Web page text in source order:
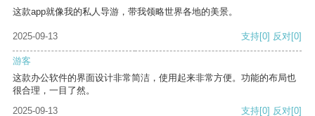
这款app就像我的私人导游，带我领略世界各地的美景。
2025-09-13 支持[0] 反对[0]
游客
这款办公软件的界面设计非常简洁，使用起来非常方便。功能的布局也
很合理，一目了然。
2025-09-13
支持[0] 反对[0]